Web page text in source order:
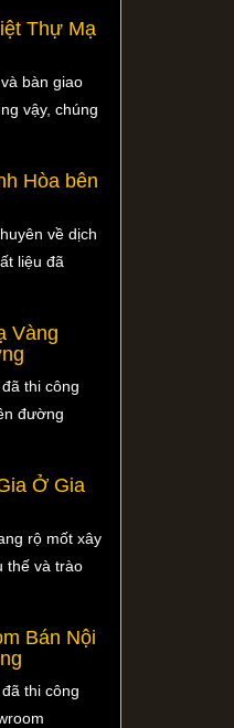
Thự Mạ
bàn giao
vậy, chúng
Hòa bên
về dịch
liệu đã
Vàng
thi công
đường
Ở Gia
rộ mốt xây
thế và trào
Bán Nội
thi công